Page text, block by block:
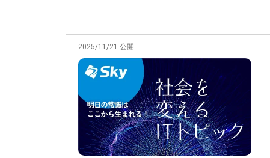
2025/11/21 公開